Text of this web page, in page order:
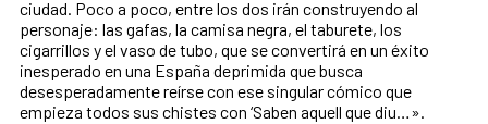
ciudad. Poco a poco, entre los dos irán construyendo al
personaje: las gafas, la camisa negra, el taburete, los
cigarrillos y el vaso de tubo, que se convertirá en un éxito
inesperado en una España deprimida que busca
desesperadamente reírse con ese singular cómico que
empieza todos sus chistes con ‘Saben aquell que diu…».